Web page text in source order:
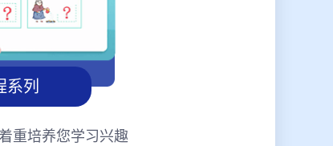
系列
重培养您学习兴趣